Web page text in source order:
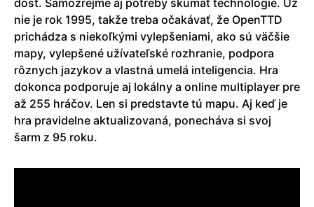
nie je rok 1995, takže treba očakávať, že OpenTTD
prichádza s niekoľkými vylepšeniami, ako sú väčšie
mapy, vylepšené užívateľské rozhranie, podpora
rôznych jazykov a vlastná umelá inteligencia. Hra
dokonca podporuje aj lokálny a online multiplayer pre
až 255 hráčov. Len si predstavte tú mapu. Aj keď je
hra pravidelne aktualizovaná, ponecháva si svoj
šarm z 95 roku.